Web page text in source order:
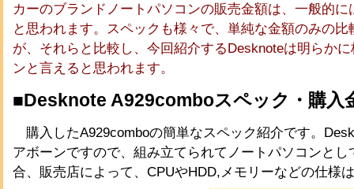
カーのブランドノートパソコンの販売金額は、一般的に
と思われます。スペックも様々で、単純な金額のみの比
が、それらと比較し、今回紹介するDesknoteは明らか
ンと言えると思われます。
■Desknote A929comboスペック・購入
購入したA929comboの簡単なスペック紹介です。
アボーンですので、組み立てられてノートパソコンとし
合、販売店によって、CPUやHDD,メモリーなどの仕様